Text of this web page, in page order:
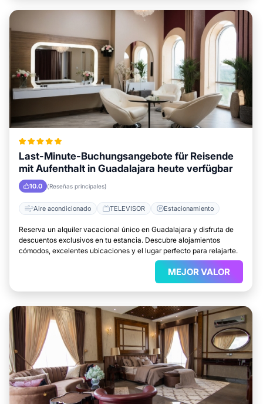
Last-Minute-Buchungsangebote für Reisende
mit Aufenthalt in Guadalajara heute verfügbar
10.0 (Reseñas principales)
Aire acondicionado TELEVISOR Estacionamiento
Reserva un alquiler vacacional único en Guadalajara y disfruta de
descuentos exclusivos en tu estancia. Descubre alojamientos
cómodos, excelentes ubicaciones y el lugar perfecto para relajarte.
MEJOR VALOR